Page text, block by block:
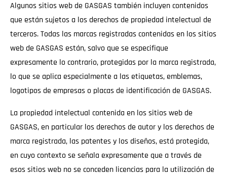
Algunos sitios web de GASGAS también incluyen contenidos
que están sujetos a los derechos de propiedad intelectual de
terceros. Todas las marcas registradas contenidas en los sitios
web de GASGAS están, salvo que se especifique
expresamente lo contrario, protegidas por la marca registrada,
lo que se aplica especialmente a las etiquetas, emblemas,
logotipos de empresas o placas de identificación de GASGAS.
La propiedad intelectual contenida en los sitios web de
GASGAS, en particular los derechos de autor y los derechos de
marca registrada, las patentes y los diseños, está protegida,
en cuyo contexto se señala expresamente que a través de
esos sitios web no se conceden licencias para la utilización de